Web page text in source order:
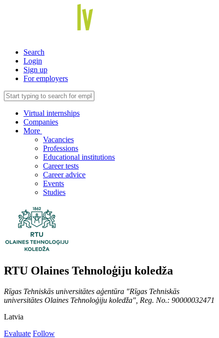
Search
Login
Sign up
For employers
Virtual internships
Companies
More
Vacancies
Professions
Educational institutions
Career tests
Career advice
Events
Studies
RTU Olaines Tehnoloģiju koledža
Rīgas Tehniskās universitātes aģentūra "Rīgas Tehniskās
universitātes Olaines Tehnoloģiju koledža", Reg. No.: 90000032471
Latvia
Evaluate Follow